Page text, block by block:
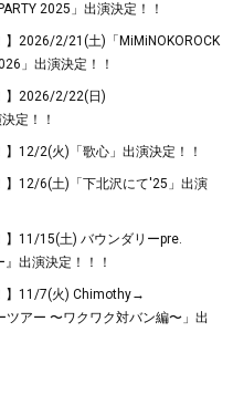
2025」出演決定！！
】2026/2/21(土)「MiMiNOKOROCK
」出演決定！！
】2026/2/22(日)
定！！
】12/2(火)「歌心」出演決定！！
】12/6(土)「下北沢にて'25」出演
】11/15(土) バウンダリーpre.
』出演決定！！！
】11/7(火) Chimothy→
アー 〜ワクワク対バン編〜」出